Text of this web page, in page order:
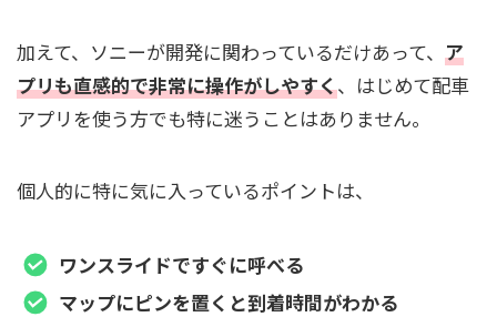
加えて、ソニーが開発に関わっているだけあって、 ア
プリも直感的で非常に操作がしやすく、はじめて配車
アプリを使う方でも特に迷うことはありません。
個人的に特に気に入っているポイントは、
ワンスライドですぐに呼べる
マップにピンを置くと到着時間がわかる